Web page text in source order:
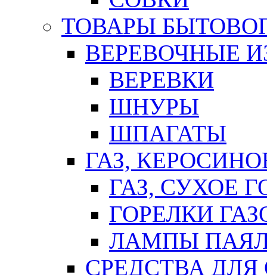
ТОВАРЫ
ВЕРЕВОЧНЫЕ
ВЕРЕВКИ
ШНУРЫ
ШПАГАТЫ
ГАЗ,
ГАЗ, СУХОЕ
ГОРЕЛКИ
ЛАМПЫ
СРЕДСТВА